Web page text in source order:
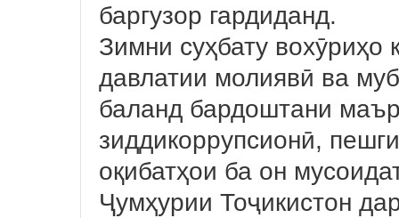
баргузор гардиданд.
Зимни суҳбату вохӯриҳо
давлатии молиявӣ ва
баланд бардоштани
зиддикоррупсионӣ,
оқибатҳои ба он
Ҷумҳурии Тоҷикистон